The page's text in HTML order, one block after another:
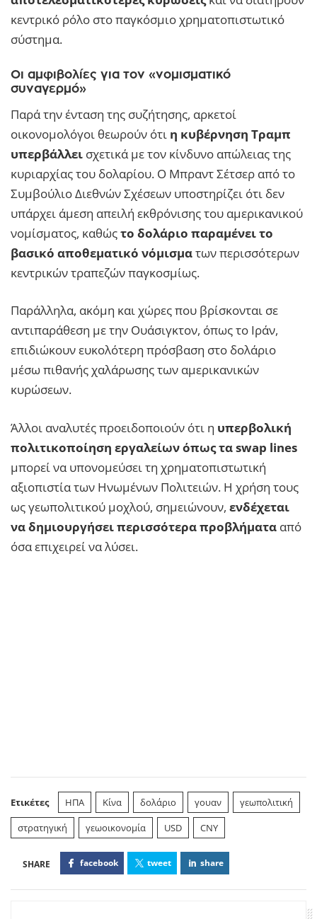
κεντρικό ρόλο στο παγκόσμιο χρηματοπιστωτικό
σύστημα.
Οι αμφιβολίες για τον «νομισματικό
συναγερμό»
Παρά την ένταση της συζήτησης, αρκετοί
οικονομολόγοι θεωρούν ότι η κυβέρνηση Τραμπ
υπερβάλλει σχετικά με τον κίνδυνο απώλειας της
κυριαρχίας του δολαρίου. Ο Μπραντ Σέτσερ από το
Συμβούλιο Διεθνών Σχέσεων υποστηρίζει ότι δεν
υπάρχει άμεση απειλή εκθρόνισης του αμερικανικού
νομίσματος, καθώςτο δολάριο παραμένει το
βασικό αποθεματικό νόμισματων περισσότερων
κεντρικών τραπεζών παγκοσμίως.
Παράλληλα, ακόμη και χώρες που βρίσκονται σε
αντιπαράθεση με την Ουάσιγκτον, όπως το Ιράν,
επιδιώκουν ευκολότερη πρόσβαση στο δολάριο
μέσω πιθανής χαλάρωσης των αμερικανικών
κυρώσεων.
Άλλοι αναλυτές προειδοποιούν ότι η υπερβολική
πολιτικοποίηση εργαλείων όπως τα swap lines
μπορεί να υπονομεύσει τη χρηματοπιστωτική
αξιοπιστία των Ηνωμένων Πολιτειών. Η χρήση τους
ως γεωπολιτικού μοχλού, σημειώνουν, ενδέχεται
να δημιουργήσει περισσότερα προβλήματα από
όσα επιχειρεί να λύσει.
Ετικέτες ΗΠΑ Κίνα δολάριο γουαν
γεωπολιτική
στρατηγική
γεωοικονομία USD CNY
facebook tweet share